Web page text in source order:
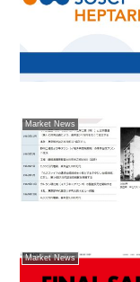
Market News
Market News